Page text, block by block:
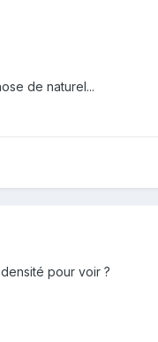
de naturel...
pour voir ?